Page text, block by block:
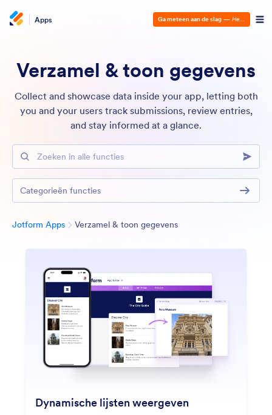
Apps Ga meteen aan de slag — Het is gratis!
Verzamel & toon gegevens
Collect and showcase data inside your app, letting both
you and your users track submissions, review entries,
and stay informed at a glance.
Zoeken in alle functies
Jotform Apps Verzamel & toon gegevensCategorie
Dynamische lijsten weergeven
Categorieën functies